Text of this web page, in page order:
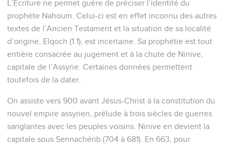
L’Ecriture ne permet guère de préciser l’identité du
prophète Nahoum. Celui-ci est en effet inconnu des autres
textes de l’Ancien Testament et la situation de sa localité
d’origine, Elqoch (1.1), est incertaine. Sa prophétie est tout
entière consacrée au jugement et à la chute de Ninive,
capitale de l’Assyrie. Certaines données permettent
toutefois de la dater.
On assiste vers 900 avant Jésus-Christ à la constitution du
nouvel empire assyrien, prélude à trois siècles de guerres
sanglantes avec les peuples voisins. Ninive en devient la
capitale sous Sennachérib (704 à 681). En 663, pour